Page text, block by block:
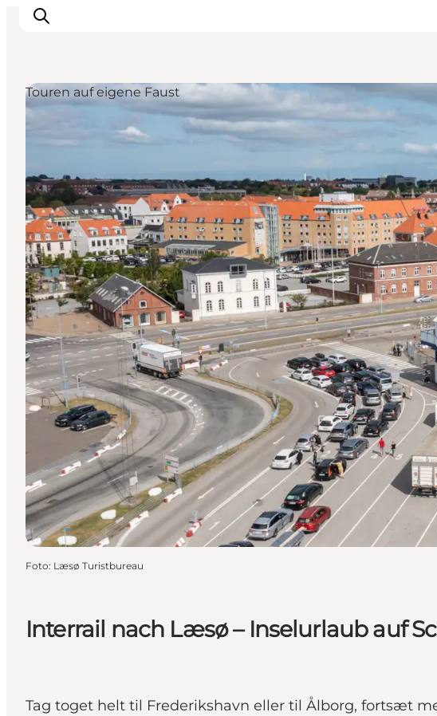
Destinationen
Guides
Veranstaltungen
Für Kinder
Interrail nach Læsø – Inselurlaub auf
Tag toget helt til Frederikshavn eller til Ålborg, fortsæt
Touren auf eigene Faust
Foto: Læsø Turistbureau